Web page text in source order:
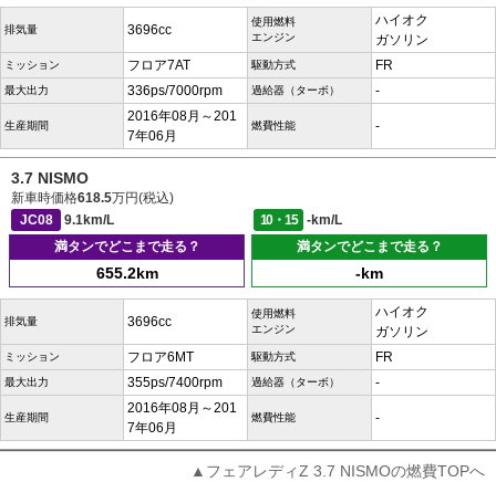
排気量 3696cc
使用燃料
エンジン
ハイオク
ガソリン
ミッション フロア7AT 駆動方式 FR
最大出力 336ps/7000rpm 過給器（ターボ） -
生産期間
2016年08月～201
7年06月
燃費性能 -
3.7 NISMO
新車時価格618.5万円(税込)
JC08
9.1km/L 10・15
-km/L
満タンでどこまで走る？
655.2km
満タンでどこまで走る？
-km
排気量 3696cc
使用燃料
エンジン
ハイオク
ガソリン
ミッション フロア6MT 駆動方式 FR
最大出力 355ps/7400rpm 過給器（ターボ） -
生産期間
2016年08月～201
7年06月
燃費性能 -
▲フェアレディZ 3.7 NISMOの燃費TOPへ